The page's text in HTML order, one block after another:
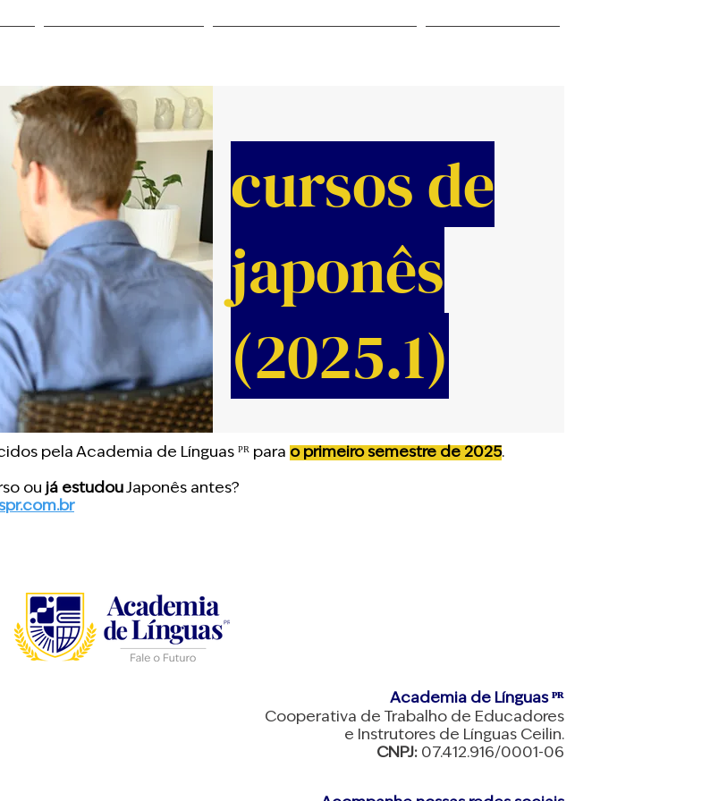
cursos de
japonês
(2025.1)
pela Academia de Línguas ᴾᴿ para o primeiro semestre de 2025.
ou já estudouJaponês antes?
Academia de Línguas ᴾᴿ
Cooperativa de Trabalho de Educadores
e Instrutores de Línguas Ceilin.
CNPJ: 07.412.916/0001-06